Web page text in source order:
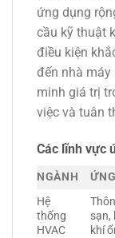
ứng dụng
cầu kỹ thuật
điều kiện
đến nhà máy
minh giá trị
việc và tuân
Các lĩnh vực
NGÀNH
Hệ
thống
HVAC
sạn,
khí